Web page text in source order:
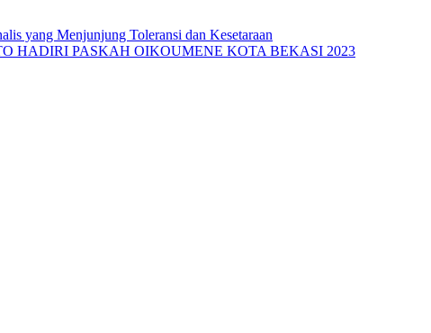
yang Menjunjung Toleransi dan Kesetaraan
HADIRI PASKAH OIKOUMENE KOTA BEKASI 2023